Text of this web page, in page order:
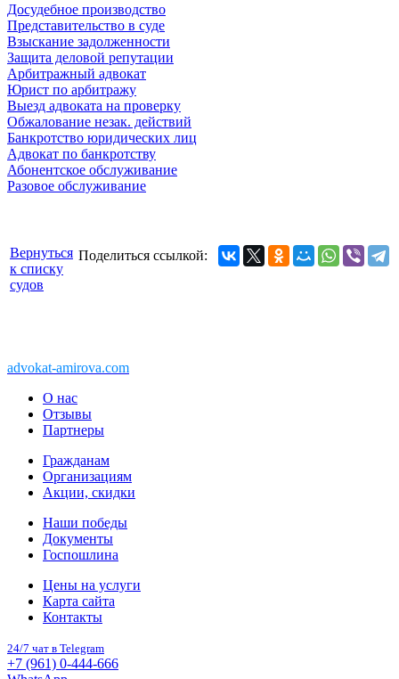
Досудебное производство
Представительство в суде
Взыскание задолженности
Защита деловой репутации
Арбитражный адвокат
Юрист по арбитражу
Выезд адвоката на проверку
Обжалование незак. действий
Банкротство юридических лиц
Адвокат по банкротству
Абонентское обслуживание
Разовое обслуживание
Поделиться ссылкой:
Вернуться
к списку
судов
advokat-amirova.com
О нас
Отзывы
Партнеры
Гражданам
Организациям
Акции, скидки
Наши победы
Документы
Госпошлина
Цены на услуги
Карта сайта
Контакты
24/7 чат в Telegram
+7 (961) 0-444-666